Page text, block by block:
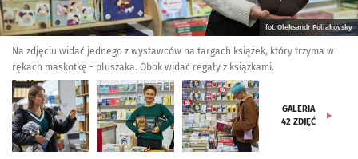
fot. Oleksandr Poliakovsky
Na zdjęciu widać jednego z wystawców na targach książek, który trzyma w
rękach maskotkę - pluszaka. Obok widać regały z książkami.
GALERIA
42 ZDJĘĆ